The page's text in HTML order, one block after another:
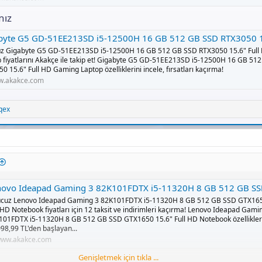
GD-51EE213SD i5-12500H 16 GB 512 GB SSD RTX3050 15.6" Full HD Gaming Laptop Fiyatları, Özellikleri ve Yorumları | En
Gigabyte G5 GD-51EE213SD i5-12500H 16 GB 512 GB SSD RTX3050 15.6"
fiyatlarını Akakçe ile takip et! Gigabyte G5 GD-51EE213SD i5-12500H 16 GB 512
15.6" Full HD Gaming Laptop özelliklerini incele, fırsatları kaçırma!
Gaming 3 82K101FDTX i5-11320H 8 GB 512 GB SSD GTX1650 15.6" Full HD Notebook Fiyatları, Özellikleri ve Yorumları | En
Lenovo Ideapad Gaming 3 82K101FDTX i5-11320H 8 GB 512 GB SSD
Notebook fiyatları için 12 taksit ve indirimleri kaçırma! Lenovo Ideapad
i5-11320H 8 GB 512 GB SSD GTX1650 15.6" Full HD Notebook
TL'den başlayan...
Genişletmek için tıkla ...